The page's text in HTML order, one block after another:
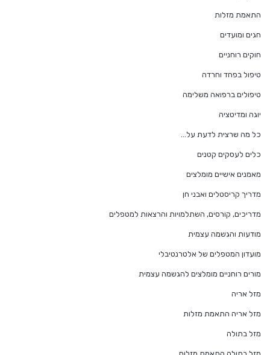
התאמת מזלות
חגים ומועדים
חוקים רוחניים
טיפול בפחד וחרדה
טיפולים ברפואה משלימה
יוגה ומדיטציה
כל מה שרצית לדעת על…
כלים לעסקים קטנים
מאמנים אישיים מומלצים
מדריך קריסטלים ואבני חן
מדריכים, קורסים, השתלמויות והרצאות למטפלים
מודעות והגשמה עצמית
מועדון המטפלים של אלטרנטיבלי
מורים רוחניים מומלצים להגשמה עצמית
מזל אריה
מזל אריה התאמת מזלות
מזל בתולה